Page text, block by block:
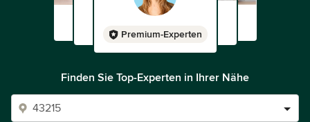
Premium-Experten
Finden Sie Top-Experten in Ihrer Nähe